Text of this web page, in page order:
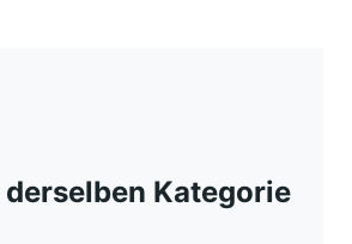
derselben Kategorie